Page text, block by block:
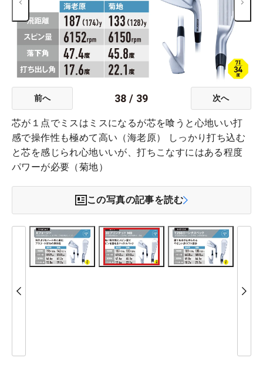
前へ 38 / 39 次へ
芯が１点でミスはミスになるが芯を喰うと心地いい打
感で操作性も極めて高い（海老原） しっかり打ち込む
と芯を感じられ心地いいが、打ちこなすにはある程度
パワーが必要（菊地）
この写真の記事を読む